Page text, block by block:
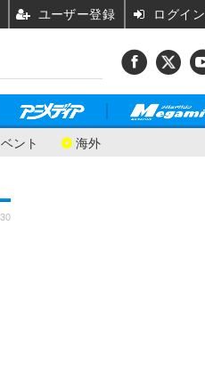
ント 海外
ユーザー登録 ログイン